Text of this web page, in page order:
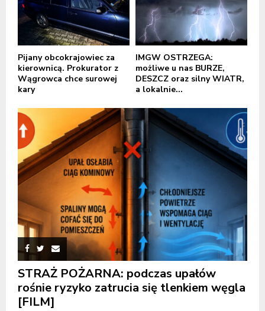
Pijany obcokrajowiec za
kierownicą. Prokurator z
Wągrowca chce surowej
kary
IMGW OSTRZEGA:
możliwe u nas BURZE,
DESZCZ oraz silny WIATR,
a lokalnie...
STRAŻ POŻARNA: podczas upałów
rośnie ryzyko zatrucia się tlenkiem węgla
[FILM]